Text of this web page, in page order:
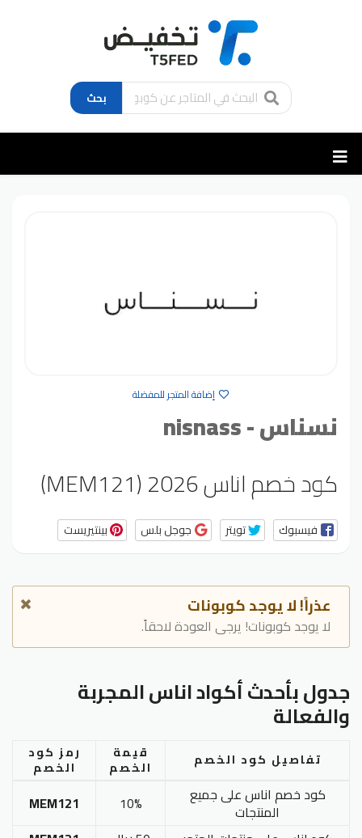
بحث
تخطي
إلى
المحتوى
إضافة المتجر للمفضلة
نسناس - nisnass
كود خصم اناس 2026 (MEM121)
فيسبوك تويتر جوجل بلس بينتيريست
عذراً! لا يوجد كوبونات
لا يوجد كوبونات! يرجى العودة لاحقاً.
جدول بأحدث أكواد اناس المجربة
والفعالة
تفاصيل كود الخصم قيمة
الخصم
رمز كود
الخصم
كود خصم اناس على جميع
المنتجات 10%
MEM121